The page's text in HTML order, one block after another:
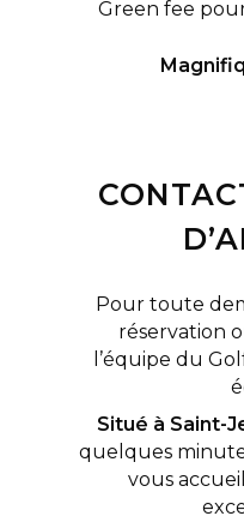
Green fee
Pour toute
réservation
l’équipe du
Situé à Saint-
quelques
vous